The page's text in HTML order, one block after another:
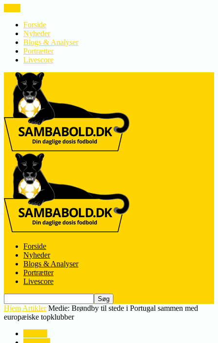
Forside
Nyheder
Blogs & Analyser
Portrætter
Livescore
Forside
Nyheder
Blogs & Analyser
Portrætter
Livescore
Hjem Artikler Medie: Brøndby til stede i Portugal sammen med
europæiske topklubber